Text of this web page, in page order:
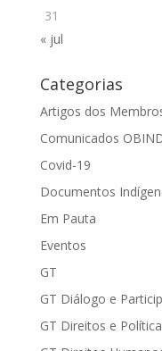
31
« jul
Categorias
Artigos dos
Comunicados
Covid-19
Documentos
Em Pauta
Eventos
GT
GT Diálogo e
GT Direitos e